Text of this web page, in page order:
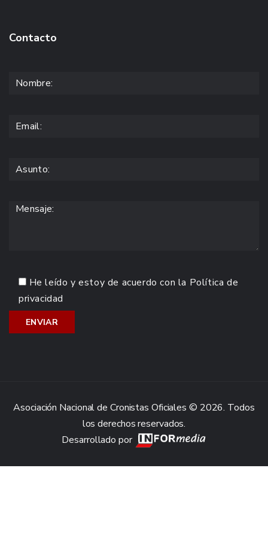
Contacto
He leído y estoy de acuerdo con la Política de
privacidad
Asociación Nacional de Cronistas Oficiales © 2026. Todos
los derechos reservados.
Desarrollado por